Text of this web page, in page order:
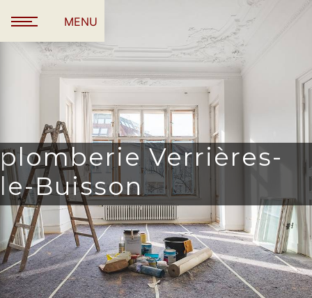
MENU
plomberie Verrières-
le-Buisson